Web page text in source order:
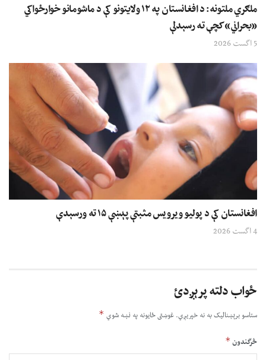
ملګري ملتونه: د افغانستان په ۱۲ ولایتونو کې د ماشومانو خوارځواکي
«بحراني» کچې ته رسېدلې
5 اگست 2026
افغانستان کې د پولیو ویرویس مثبتې پېښې ۱۵ ته ورسېدې
4 اگست 2026
ځواب دلته پرېږدئ
ستاسو برېښناليک به نه خپريږي.غوښتى ځایونه په نښه شوي *
څرگندون*